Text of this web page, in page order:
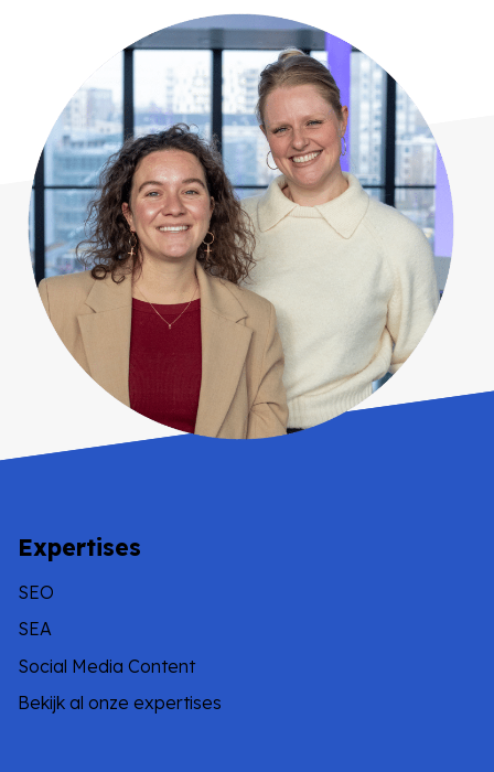
Expertises
SEO
SEA
Social Media Content
Bekijk al onze expertises